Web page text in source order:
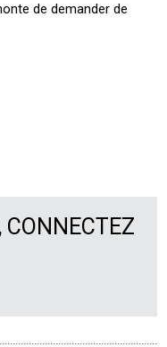
de demander de
CONNECTEZ